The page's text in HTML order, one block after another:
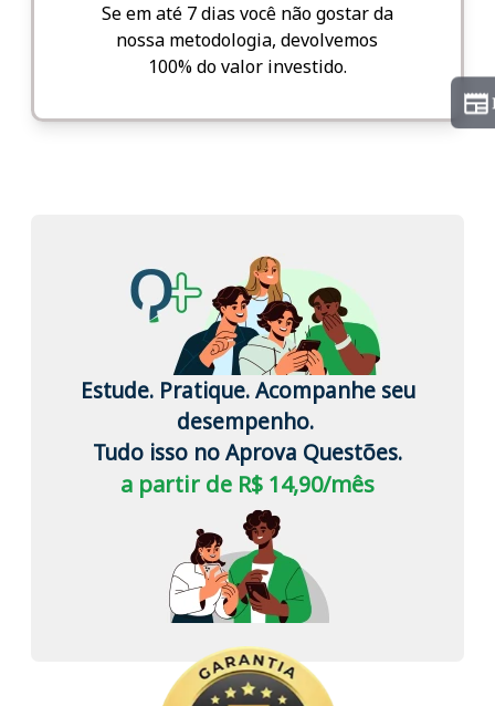
Se em até 7 dias você não gostar da
nossa metodologia, devolvemos
100% do valor investido.
Estude. Pratique. Acompanhe seu
desempenho.
Tudo isso no Aprova Questões.
a partir de R$ 14,90/mês